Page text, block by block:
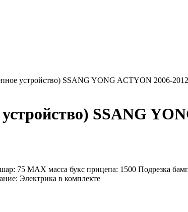
устройство) SSANG YONG ACTYON 2006-2012
SSANG
75 MAX масса букс прицепа: 1500 Подрезка
Электрика в комплекте